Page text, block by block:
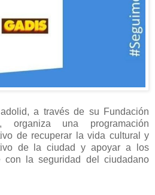
a través de su Fundación
organiza una programación
de recuperar la vida cultural y
de la ciudad y apoyar a los
con la seguridad del ciudadano